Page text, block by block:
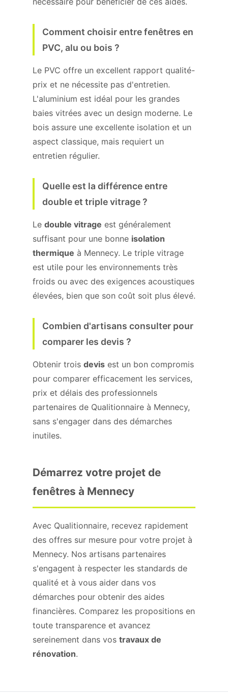
Comment choisir entre fenêtres en
PVC, alu ou bois ?
Le PVC offre un excellent rapport qualité-
prix et ne nécessite pas d'entretien.
L'aluminium est idéal pour les grandes
baies vitrées avec un design moderne. Le
bois assure une excellente isolation et un
aspect classique, mais requiert un
entretien régulier.
Quelle est la différence entre
double et triple vitrage ?
Le double vitrage est généralement
suffisant pour une bonne isolation
thermique à Mennecy. Le triple vitrage
est utile pour les environnements très
froids ou avec des exigences acoustiques
élevées, bien que son coût soit plus élevé.
Combien d'artisans consulter pour
comparer les devis ?
Obtenir trois devis est un bon compromis
pour comparer efficacement les services,
prix et délais des professionnels
partenaires de Qualitionnaire à Mennecy,
sans s'engager dans des démarches
inutiles.
Démarrez votre projet de
fenêtres à Mennecy
Avec Qualitionnaire, recevez rapidement
des offres sur mesure pour votre projet à
Mennecy. Nos artisans partenaires
s'engagent à respecter les standards de
qualité et à vous aider dans vos
démarches pour obtenir des aides
financières. Comparez les propositions en
toute transparence et avancez
sereinement dans vos travaux de
rénovation.